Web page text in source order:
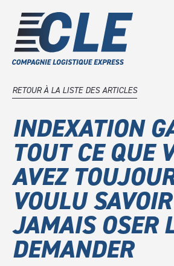
RETOUR À LA LISTE DES ARTICLES
INDEXATION
TOUT CE QUE
AVEZ
VOULU
JAMAIS OSER
DEMANDER